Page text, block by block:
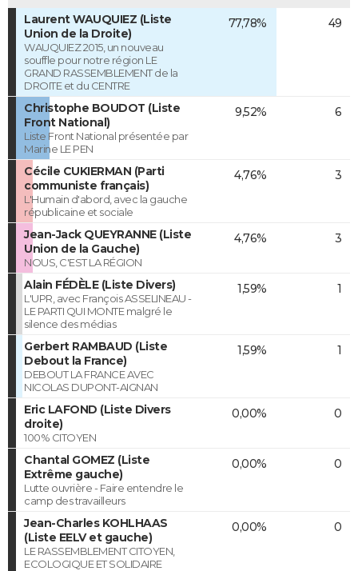
Laurent WAUQUIEZ (Liste
Union de la Droite)
WAUQUIEZ 2015, un nouveau
souffle pour notre région LE
GRAND RASSEMBLEMENT de la
DROITE et du CENTRE
77,78% 49
Christophe BOUDOT (Liste
Front National)
Liste Front National présentée par
Marine LE PEN
9,52% 6
Cécile CUKIERMAN (Parti
communiste français)
L'Humain d'abord, avec la gauche
républicaine et sociale
4,76% 3
Jean-Jack QUEYRANNE (Liste
Union de la Gauche)
NOUS, C'EST LA RÉGION
4,76% 3
Alain FÉDÈLE (Liste Divers)
L'UPR, avec François ASSELINEAU -
LE PARTI QUI MONTE malgré le
silence des médias
1,59% 1
Gerbert RAMBAUD (Liste
Debout la France)
DEBOUT LA FRANCE AVEC
NICOLAS DUPONT-AIGNAN
1,59% 1
Eric LAFOND (Liste Divers
droite)
100% CITOYEN
0,00% 0
Chantal GOMEZ (Liste
Extrême gauche)
Lutte ouvrière - Faire entendre le
camp des travailleurs
0,00% 0
Jean-Charles KOHLHAAS
(Liste EELV et gauche)
LE RASSEMBLEMENT CITOYEN,
ECOLOGIQUE ET SOLIDAIRE
0,00% 0